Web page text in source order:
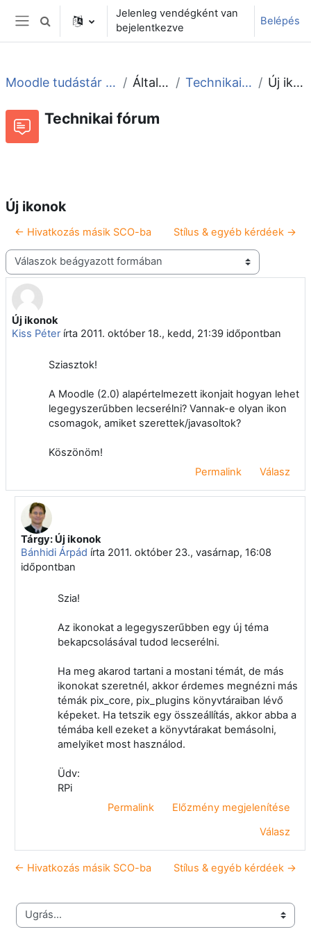
Tovább a fő tartalomhoz
Oldalpanel
Keresési bemeneti adatok váltása
Jelenleg vendégként van
bejelentkezve
Belépés
Moodle tudástár és fórum Általános Technikai fórum Új ikonok
Technikai fórum
Új ikonok
← Hivatkozás másik SCO-ba Stílus & egyéb kérdéek →
Megjelenítési mód
Új ikonok
Kiss Péter írta 2011. október 18., kedd, 21:39 időpontban
Válaszok szám: 1
Sziasztok!
A Moodle (2.0) alapértelmezett ikonjait hogyan lehet
legegyszerűbben lecserélni? Vannak-e olyan ikon
csomagok, amiket szerettek/javasoltok?
Köszönöm!
Permalink
Válasz
Válasz erre: Kiss Péter
Tárgy: Új ikonok
Bánhidi Árpád írta 2011. október 23., vasárnap, 16:08
időpontban
Szia!
Az ikonokat a legegyszerűbben egy új téma
bekapcsolásával tudod lecserélni.
Ha meg akarod tartani a mostani témát, de más
ikonokat szeretnél, akkor érdemes megnézni más
témák pix_core, pix_plugins könyvtáraiban lévő
képeket. Ha tetszik egy összeállítás, akkor abba a
témába kell ezeket a könyvtárakat bemásolni,
amelyiket most használod.
Üdv:
RPi
Permalink
Előzmény megjelenítése
Válasz
← Hivatkozás másik SCO-ba Stílus & egyéb kérdéek →
Ugrás...